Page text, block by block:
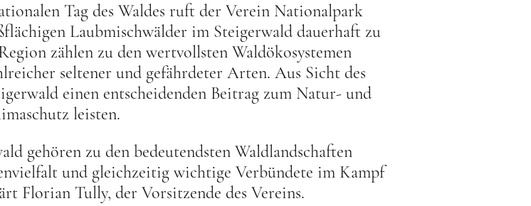
Tag des Waldes ruft der Verein Nationalpark
Laubmischwälder im Steigerwald dauerhaft zu
zählen zu den wertvollsten Waldökosystemen
seltener und gefährdeter Arten. Aus Sicht des
einen entscheidenden Beitrag zum Natur- und
leisten.
gehören zu den bedeutendsten Waldlandschaften
und gleichzeitig wichtige Verbündete im Kampf
Florian Tully, der Vorsitzende des Vereins.